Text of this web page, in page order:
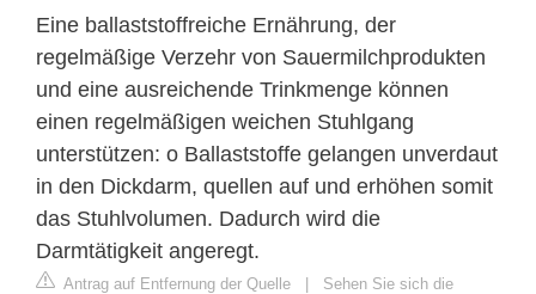
Eine ballaststoffreiche Ernährung, der
regelmäßige Verzehr von Sauermilchprodukten
und eine ausreichende Trinkmenge können
einen regelmäßigen weichen Stuhlgang
unterstützen: o Ballaststoffe gelangen unverdaut
in den Dickdarm, quellen auf und erhöhen somit
das Stuhlvolumen. Dadurch wird die
Darmtätigkeit angeregt.
Antrag auf Entfernung der Quelle | Sehen Sie sich die